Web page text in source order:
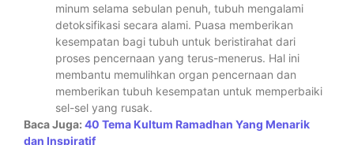
minum selama sebulan penuh, tubuh mengalami
detoksifikasi secara alami. Puasa memberikan
kesempatan bagi tubuh untuk beristirahat dari
proses pencernaan yang terus-menerus. Hal ini
membantu memulihkan organ pencernaan dan
memberikan tubuh kesempatan untuk memperbaiki
sel-sel yang rusak.
Baca Juga: 40 Tema Kultum Ramadhan Yang Menarik
dan Inspiratif